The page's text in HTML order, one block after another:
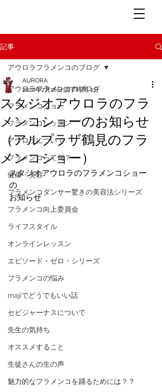
記事
アウロラフラメンコのブログ
フラメンコショー
フラメンコレッスン
アウロラについて
フラメンコって何？
健康・美容
フラメンコダンサー驚きの美容法シリーズ
フラメンコ向上委員会
ライフスタイル
オンラインレッスン
エピソード・ゼロ・シリーズ
フラメンコの悩み
majiでどうでもいい話
セビジャーナスについて
先生の気持ち
オススメすること
生徒さんの生の声
魅力的なフラメンコを踊るためには？？
アウロラフラメンコのブログ
スタジオアウロラのフラ
メンコショーのお知らせ
（アルプラザ鶴見のフラ
メンコショー）
AURORA
2020年2月16日読了時間: 1分
スタジオアウロラのフラメンコショー
の
お知らせ